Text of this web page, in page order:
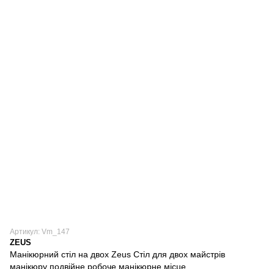
Артикул: Vm_147
ZEUS
Манікюрний стіл на двох Zeus Стіл для двох майстрів
манікюру подвійне робоче манікюрне місце